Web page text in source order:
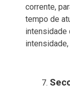
corrente,
tempo de
intensidade